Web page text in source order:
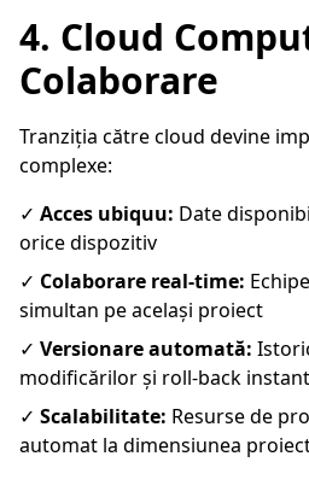
4. Cloud
Colaborare
Tranziția către cloud devine
complexe:
✓ Acces ubiquu: Date
orice dispozitiv
✓ Colaborare real-time:
simultan pe același proiect
✓ Versionare automată:
modificărilor și roll-back instant
✓ Scalabilitate: Resurse de
automat la dimensiunea